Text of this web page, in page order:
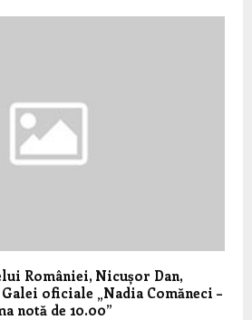
României, Nicușor Dan,
oficiale „Nadia Comăneci –
notă de 10.00”